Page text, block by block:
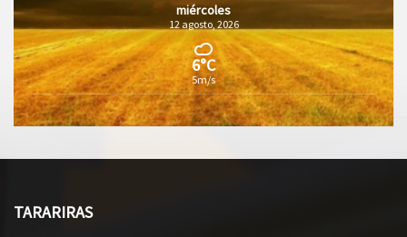
miércoles
12 agosto, 2026
6°C
5m/s
TARARIRAS